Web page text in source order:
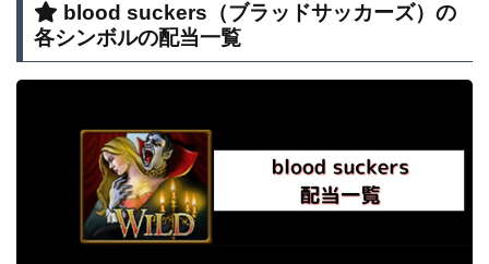
blood suckers （ブラッドサッカーズ） の
各シンボルの配当一覧